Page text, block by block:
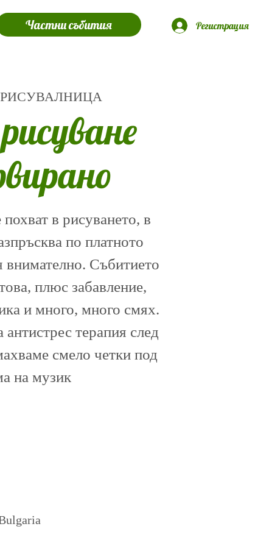
Частни събития Регистрация
РИСУВАЛНИЦА
в рисуването, в
по платното
внимателно. Събитието
плюс забавление,
и много, много смях.
антистрес терапия след
смело четки под
на музик